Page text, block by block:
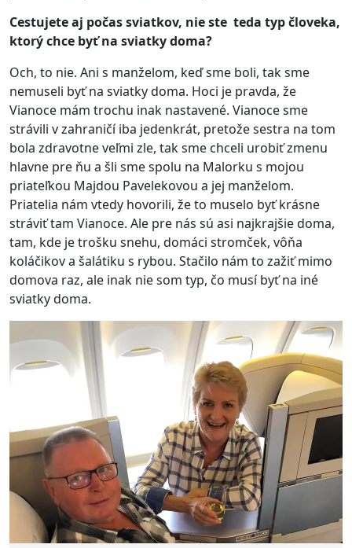
Cestujete aj počassviatkov, nie ste teda typ človeka,
ktorý chce byť na sviatky doma?
Och, to nie. Ani s manželom, keď sme boli, tak sme
nemuseli byť na sviatky doma. Hoci je pravda, že
Vianoce mám trochu inak nastavené. Vianoce sme
strávili v zahraničí iba jedenkrát, pretože sestra na tom
bola zdravotne veľmi zle, tak sme chceli urobiť zmenu
hlavne pre ňu a šli sme spolu na Malorku s mojou
priateľkou Majdou Pavelekovou a jej manželom.
Priatelia nám vtedy hovorili, že to muselo byť krásne
stráviť tam Vianoce. Ale pre nás sú asi najkrajšie doma,
tam, kde je trošku snehu, domáci stromček, vôňa
koláčikov a šalátiku s rybou. Stačilo nám to zažiť mimo
domova raz, ale inak nie som typ, čo musí byť na iné
sviatky doma.